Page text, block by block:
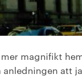
magnifikt
anledningen att